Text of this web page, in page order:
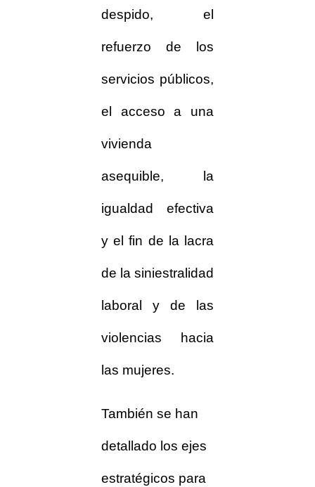
despido, el
refuerzo de los
servicios públicos,
el acceso a una
vivienda
asequible, la
igualdad efectiva
y el fin de la lacra
de la siniestralidad
laboral y de las
violencias hacia
las mujeres.
También se han
detallado los ejes
estratégicos para